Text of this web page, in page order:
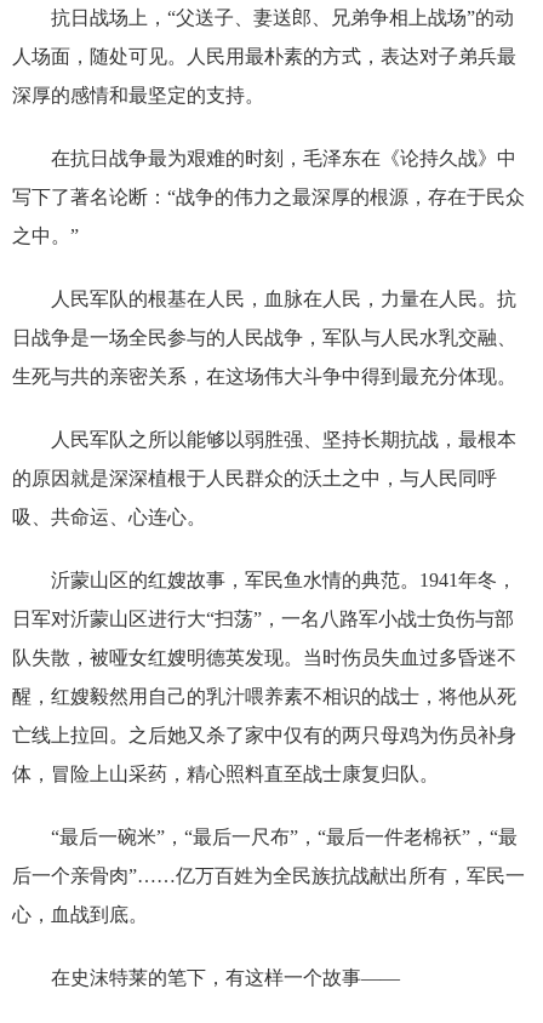
抗日战场上，“父送子、妻送郎、兄弟争相上战场”的动
人场面，随处可见。人民用最朴素的方式，表达对子弟兵最
深厚的感情和最坚定的支持。
在抗日战争最为艰难的时刻，毛泽东在《论持久战》中
写下了著名论断：“战争的伟力之最深厚的根源，存在于民众
之中。”
人民军队的根基在人民，血脉在人民，力量在人民。抗
日战争是一场全民参与的人民战争，军队与人民水乳交融、
生死与共的亲密关系，在这场伟大斗争中得到最充分体现。
人民军队之所以能够以弱胜强、坚持长期抗战，最根本
的原因就是深深植根于人民群众的沃土之中，与人民同呼
吸、共命运、心连心。
沂蒙山区的红嫂故事，军民鱼水情的典范。1941年冬，
日军对沂蒙山区进行大“扫荡”，一名八路军小战士负伤与部
队失散，被哑女红嫂明德英发现。当时伤员失血过多昏迷不
醒，红嫂毅然用自己的乳汁喂养素不相识的战士，将他从死
亡线上拉回。之后她又杀了家中仅有的两只母鸡为伤员补身
体，冒险上山采药，精心照料直至战士康复归队。
“最后一碗米”，“最后一尺布”，“最后一件老棉袄”，“最
后一个亲骨肉”……亿万百姓为全民族抗战献出所有，军民一
心，血战到底。
在史沫特莱的笔下，有这样一个故事——